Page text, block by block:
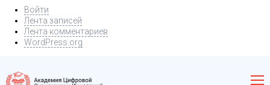
Войти
Лента записей
Лента комментариев
WordPress.org